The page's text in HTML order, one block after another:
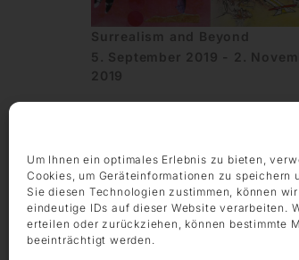
Um Ihnen ein optimales Erlebnis zu bieten,
Cookies, um Geräteinformationen zu speichern
Sie diesen Technologien zustimmen, können
eindeutige IDs auf dieser Website verarbeiten.
erteilen oder zurückziehen, können bestimmte
beeinträchtigt werden.
Surrealism and Beyond
5. September 2019 - 2.
2019